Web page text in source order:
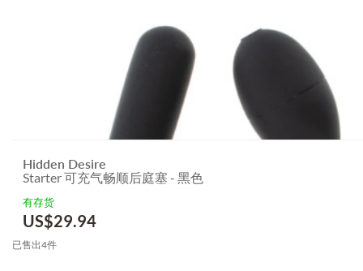
Hidden Desire
Starter 可充气畅顺后庭塞 - 黑色
有存货
US$29.94
已售出4件